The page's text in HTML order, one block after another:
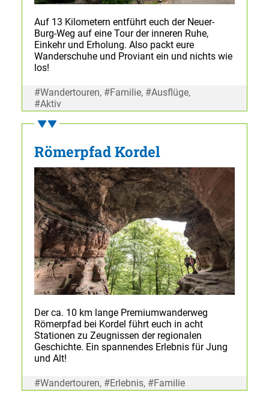
Auf 13 Kilometern entführt euch der Neuer-
Burg-Weg auf eine Tour der inneren Ruhe,
Einkehr und Erholung. Also packt eure
Wanderschuhe und Proviant ein und nichts wie
los!
#Wandertouren, #Familie, #Ausflüge,
#Aktiv
Römerpfad Kordel
Der ca. 10 km lange Premiumwanderweg
Römerpfad bei Kordel führt euch in acht
Stationen zu Zeugnissen der regionalen
Geschichte. Ein spannendes Erlebnis für Jung
und Alt!
#Wandertouren, #Erlebnis, #Familie